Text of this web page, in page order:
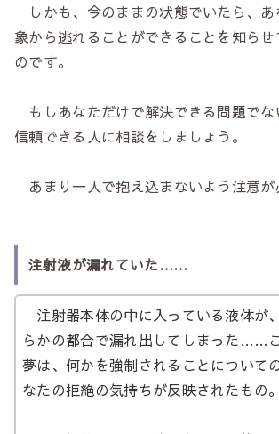
しかも、今のままの状態でいたら、あ
象から逃れることができることを知ら
のです。
もしあなただけで解決できる問題でな
信頼できる人に相談をしましょう。
あまり一人で抱え込まないよう注意が
注射液が漏れていた……
注射器本体の中に入っている液体が
らかの都合で漏れ出してしまった……
夢は、何かを強制されることについて
なたの拒絶の気持ちが反映されたもの。